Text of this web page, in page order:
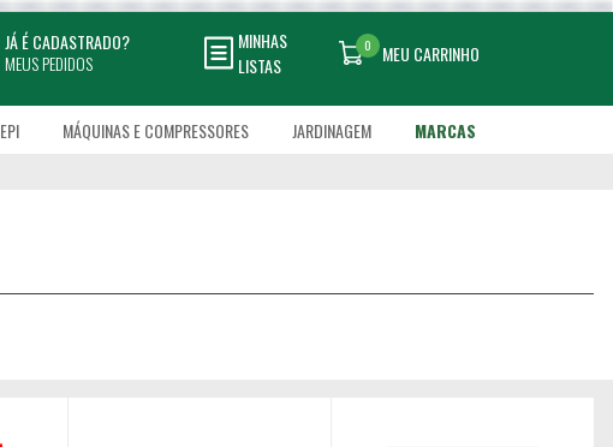
JÁ É CADASTRADO?
MEUS PEDIDOS
MINHAS
LISTAS
MEU CARRINHO
0
EPI MÁQUINAS E COMPRESSORES JARDINAGEM MARCAS